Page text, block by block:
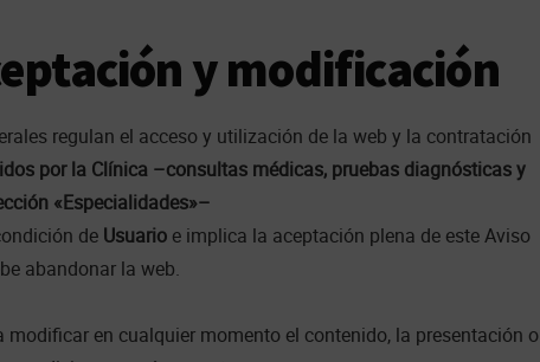
y modificación
regulan el acceso y utilización de la web y la contratación
por la Clínica –consultas médicas, pruebas diagnósticas y
«Especialidades»–
de Usuario e implica la aceptación plena de este Aviso
abandonar la web.
modificar en cualquier momento el contenido, la presentación o